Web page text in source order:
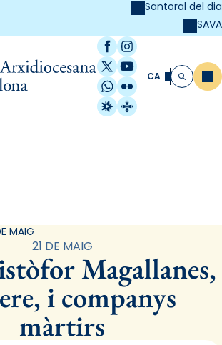
Santoral del dia
SAVA
Facebook
Instagram
X / Twitter
YouTube
WhatsApp
Flickr
Radio Estel
Catalunya
CA Cerca
MAIG
21 DE MAIG
Magallanes,
i companys
màrtirs